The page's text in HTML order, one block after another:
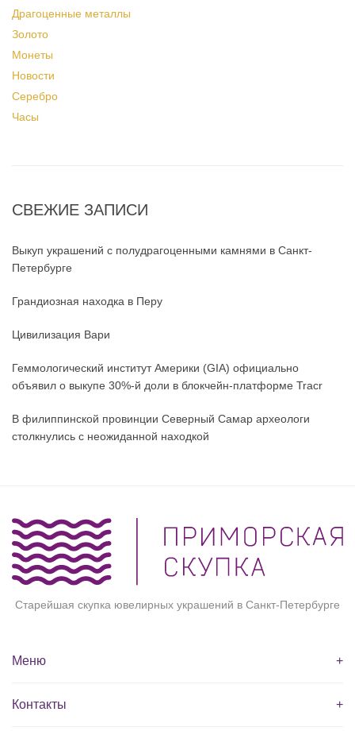
Драгоценные металлы
Золото
Монеты
Новости
Серебро
Часы
СВЕЖИЕ ЗАПИСИ
Выкуп украшений с полудрагоценными камнями в Санкт-
Петербурге
Грандиозная находка в Перу
Цивилизация Вари
Геммологический институт Америки (GIA) официально
объявил о выкупе 30%-й доли в блокчейн-платформе Tracr
В филиппинской провинции Северный Самар археологи
столкнулись с неожиданной находкой
Старейшая скупка ювелирных украшений в Санкт-Петербурге
Меню +
Контакты +